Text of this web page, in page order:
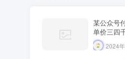
某公众号
单价三四
2024